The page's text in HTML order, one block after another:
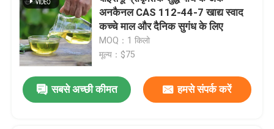
स्वाद और सुगंध
सिंथेटिक स्वाद
शीतलक एजेंट
अनकैनल CAS 112-44-7 खाद्य स्वाद
कच्चे माल और दैनिक सुगंध के लिए
MOQ：1 किलो
मूल्य：$75
सबसे अच्छी कीमत हमसे संपर्क करें